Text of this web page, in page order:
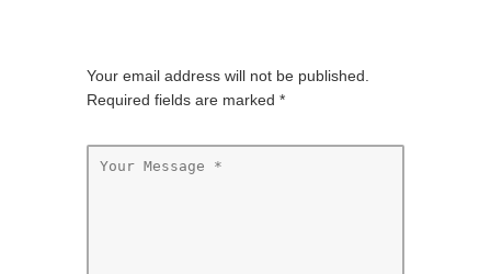
Your email address will not be published.
Required fields are marked *